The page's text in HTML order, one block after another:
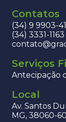
Contatos
(34) 9 9903-
(34) 3331-1163
Serviços
Antecipação
Local
Av. Santos
MG, 38060-